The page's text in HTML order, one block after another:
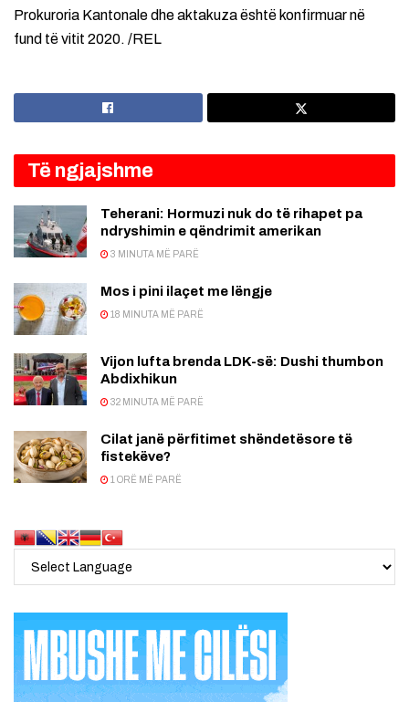
Prokuroria Kantonale dhe aktakuza është konfirmuar në
fund të vitit 2020. /REL
Të ngjajshme
Teherani: Hormuzi nuk do të rihapet pa
ndryshimin e qëndrimit amerikan
3 MINUTA MË PARË
Mos i pini ilaçet me lëngje
18 MINUTA MË PARË
Vijon lufta brenda LDK-së: Dushi thumbon
Abdixhikun
32 MINUTA MË PARË
Cilat janë përfitimet shëndetësore të
fistekëve?
1 ORË MË PARË